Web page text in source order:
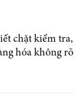
chặt kiểm tra,
hóa không rõ